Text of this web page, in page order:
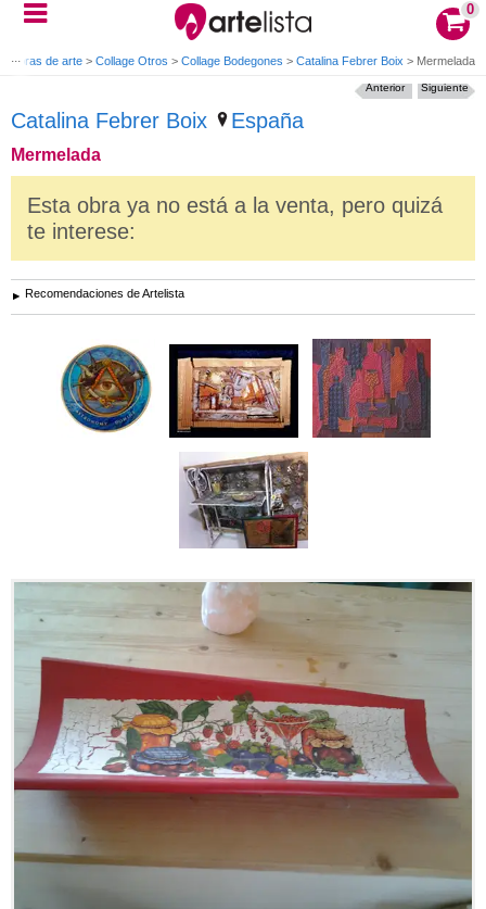
0
Obras de arte > Collage Otros > Collage Bodegones > Catalina Febrer Boix > Mermelada
Catalina Febrer Boix España
Mermelada
Siguiente
Anterior
Esta obra ya no está a la venta, pero quizá
te interese:
Recomendaciones de Artelista